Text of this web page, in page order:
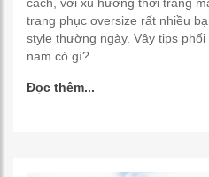
trang phục oversize rất nhiều
style thường ngày. Vậy tips
nam có gì?
Đọc thêm...